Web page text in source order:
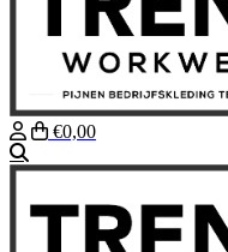
€0,00